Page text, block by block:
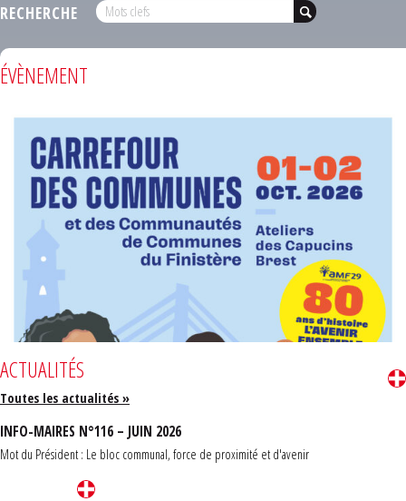
RECHERCHE
ÉVÈNEMENT
ACTUALITÉS
Toutes les actualités »
INFO-MAIRES N°116 – JUIN 2026
Mot du Président : Le bloc communal, force de proximité et d'avenir